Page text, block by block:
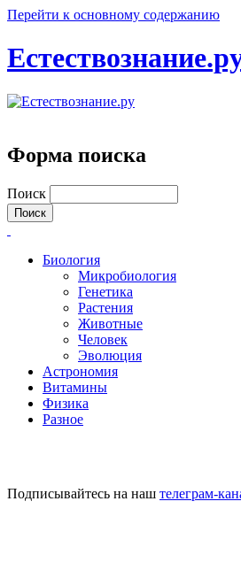
Перейти к основному содержанию
Форма поиска
Поиск
Биология
Микробиология
Генетика
Растения
Животные
Человек
Эволюция
Астрономия
Витамины
Физика
Разное
Подписывайтесь на наш телеграм-